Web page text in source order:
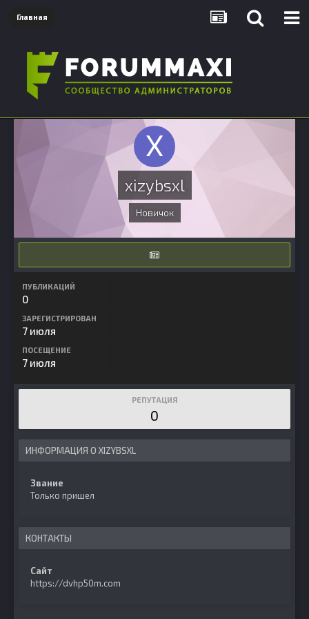
Главная
xizybsxl
Новичок
ПУБЛИКАЦИЙ
0
ЗАРЕГИСТРИРОВАН
7 июля
ПОСЕЩЕНИЕ
7 июля
РЕПУТАЦИЯ
0
ИНФОРМАЦИЯ О XIZYBSXL
Звание
Только пришел
КОНТАКТЫ
Сайт
https://dvhp50m.com